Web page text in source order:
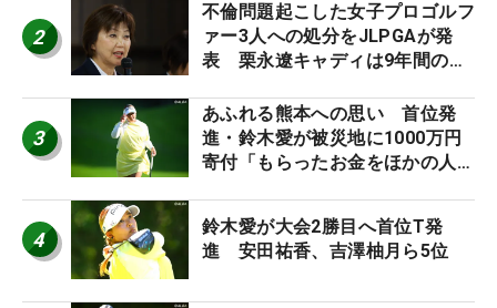
2
不倫問題起こした女子プロゴルフ
ァー3人への処分をJLPGAが発
表 栗永遼キャディは9年間の立
3
あふれる熊本への思い 首位発
進・鈴木愛が被災地に1000万円
寄付「もらったお金をほかの人
4
鈴木愛が大会2勝目へ首位T発
進 安田祐香、吉澤柚月ら5位